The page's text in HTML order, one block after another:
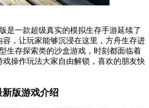
是一款超级真实的模拟生存手游延续了
容，让玩家能够沉浸在这里，方舟生存进
生存探索类的沙盒游戏，时刻都面临着
戏操作玩法大家自由解锁，喜欢的朋友快
版游戏介绍